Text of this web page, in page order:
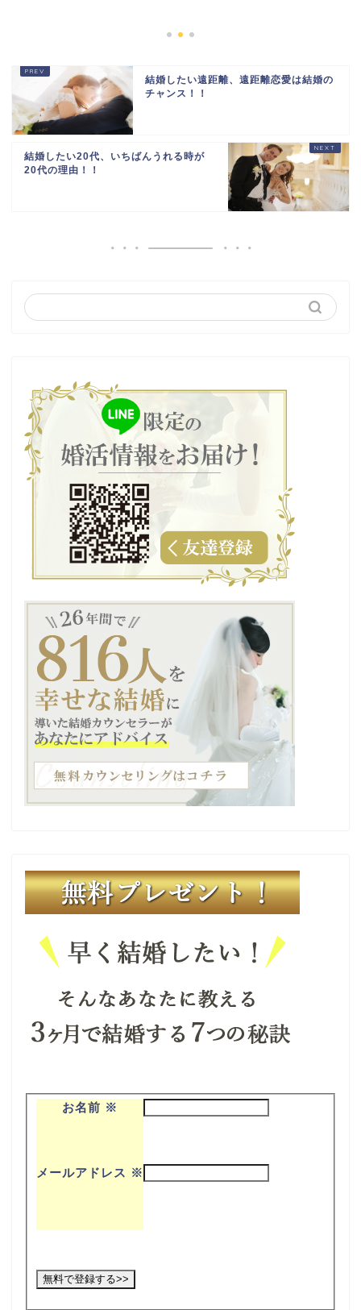
結婚したい遠距離、遠距離恋愛は結婚の
チャンス！！
結婚したい20代、いちばんうれる時が
20代の理由！！
お名前 ※
メールアドレス ※